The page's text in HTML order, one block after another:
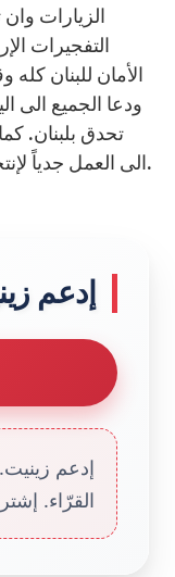
الزيارات
التفجيرات
الأمان للبنان كله
ودعا الجميع الى
تحدق بلبنان.
الى العمل جدياً لإنتخاب رئيس للجمهورية في وقت قريب.
إدعم
إدعم
القرّاء.